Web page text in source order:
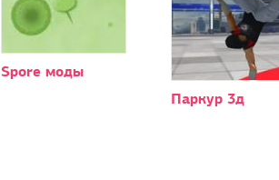
Spore моды
Паркур 3д